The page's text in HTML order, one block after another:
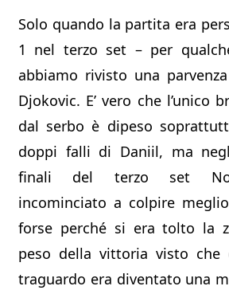
Solo quando la partita era
1 nel terzo set – per
abbiamo rivisto una
Djokovic. E’ vero che l’unico
dal serbo è dipeso
doppi falli di Daniil, ma
finali del terzo set
incominciato a colpire
forse perché si era tolto la
peso della vittoria visto che
traguardo era diventato una